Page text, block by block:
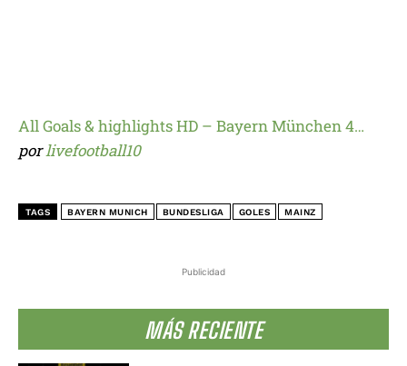
Publicidad
MÁS RECIENTE
All Goals & highlights HD – Bayern München 4…
porlivefootball10
TAGS BAYERN MUNICH BUNDESLIGA GOLES MAINZ